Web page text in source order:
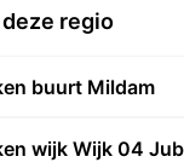
regio
buurt Mildam
wijk Wijk 04